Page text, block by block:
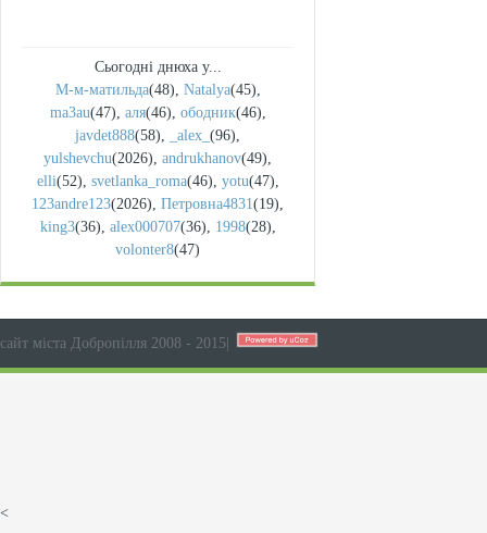
Сьогодні днюха у...
М-м-матильда(48), Natalya(45),
ma3au(47), аля(46), ободник(46),
javdet888(58), _alex_ (96),
yulshevchu(2026), andrukhanov(49),
elli(52), svetlanka_roma(46), yotu(47),
123andre123(2026), Петровна4831(19),
king3(36), alex000707(36), 1998(28),
volonter8(47)
сайт міста Добропілля 2008 - 2015
<